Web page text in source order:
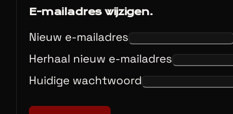
E-mailadres wijzigen.
Nieuw e-mailadres
Herhaal nieuw e-mailadres
Huidige wachtwoord